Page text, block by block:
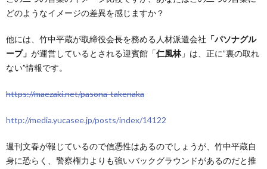
どのようなイメージの差異を感じますか？
他には、竹中平蔵が取締役会長を務める人材派遣会社 「パソナグル
ープ」 が運営しているとされる迎賓館「仁風林」は、正に”裏の取れ
ない”情報です。
https://maezaki.net/pasona-takenaka
http://media.yucasee.jp/posts/index/14122
週刊文春が報じているので信憑性はあるのでしょうが、竹中平蔵自
身に恐らく、警察権力よりも強いバックグラウンドがあるのだと推